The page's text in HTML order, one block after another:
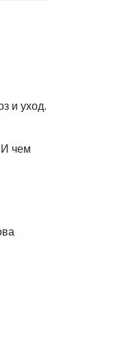
и уход.
И чем